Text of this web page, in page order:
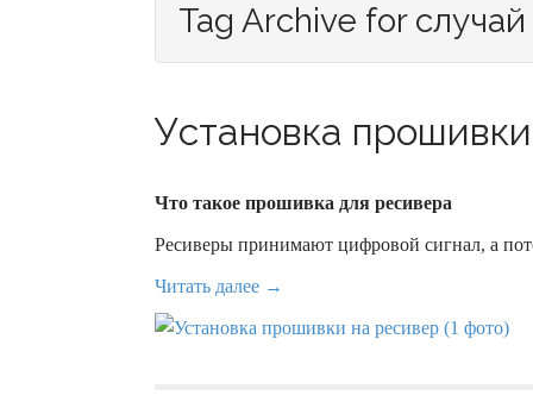
Tag Archive for случай
Установка
Что такое прошивка для ресивера
Ресиверы принимают цифровой сигнал, а
Читать далее →